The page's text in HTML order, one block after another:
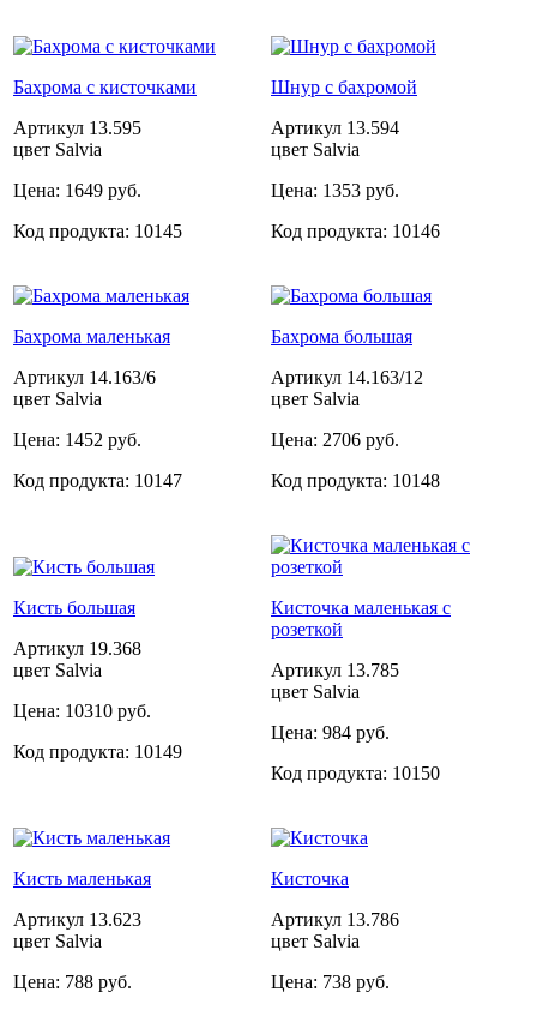
Бахрома с кисточками
Артикул 13.595
цвет Salvia
Цена: 1649 руб.
Код продукта: 10145
Шнур с бахромой
Артикул 13.594
цвет Salvia
Цена: 1353 руб.
Код продукта: 10146
Бахрома маленькая
Артикул 14.163/6
цвет Salvia
Цена: 1452 руб.
Код продукта: 10147
Бахрома большая
Артикул 14.163/12
цвет Salvia
Цена: 2706 руб.
Код продукта: 10148
Кисть большая
Артикул 19.368
цвет Salvia
Цена: 10310 руб.
Код продукта: 10149
Кисточка маленькая с
розеткой
Артикул 13.785
цвет Salvia
Цена: 984 руб.
Код продукта: 10150
Кисть маленькая
Артикул 13.623
цвет Salvia
Цена: 788 руб.
Кисточка
Артикул 13.786
цвет Salvia
Цена: 738 руб.